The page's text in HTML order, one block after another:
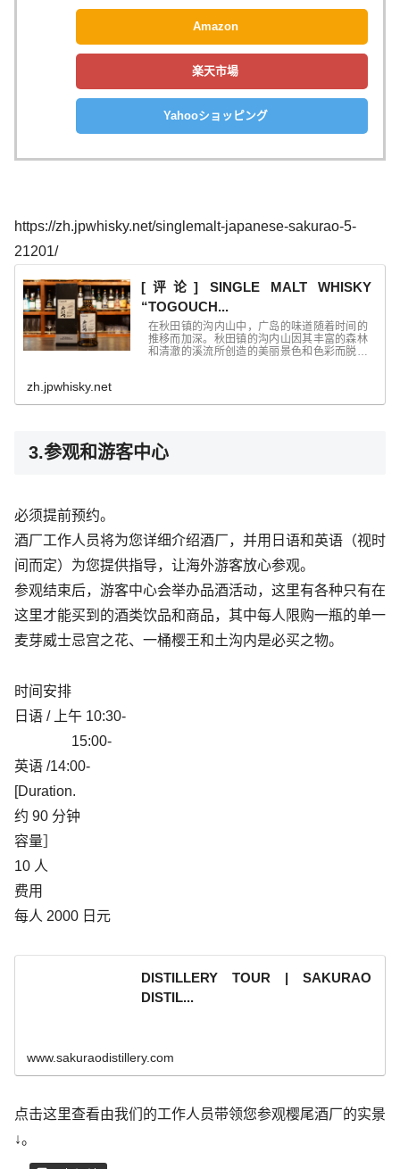
Amazon
楽天市場
Yahooショッピング
https://zh.jpwhisky.net/singlemalt-japanese-sakurao-5-
21201/
[评论] SINGLE MALT WHISKY
“TOGOUCH...
在秋田镇的沟内山中，广岛的味道随着时间的
推移而加深。秋田镇的沟内山因其丰富的森林
和清澈的溪流所创造的美丽景色和色彩而脱颖
zh.jpwhisky.net
3.参观和游客中心
必须提前预约。
酒厂工作人员将为您详细介绍酒厂，并用日语和英语（视时
间而定）为您提供指导，让海外游客放心参观。
参观结束后，游客中心会举办品酒活动，这里有各种只有在
这里才能买到的酒类饮品和商品，其中每人限购一瓶的单一
麦芽威士忌宫之花、一桶樱王和土沟内是必买之物。
时间安排
日语 / 上午 10:30-
15:00-
英语 /14:00-
[Duration.
约 90 分钟
容量］
10 人
费用
每人 2000 日元
DISTILLERY TOUR | SAKURAO
DISTIL...
www.sakuraodistillery.com
点击这里查看由我们的工作人员带领您参观樱尾酒厂的实景
↓。